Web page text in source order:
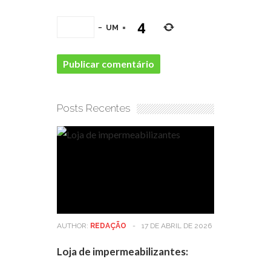
− UM =
Posts Recentes
AUTHOR: REDAÇÃO - 17 DE ABRIL DE 2026
Loja de impermeabilizantes: